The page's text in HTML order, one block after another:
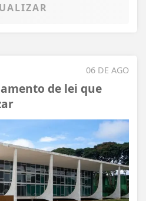
06 DE AGO
de lei que